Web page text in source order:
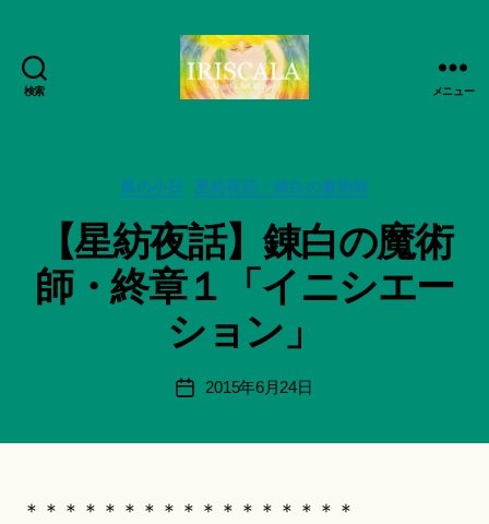
検索
日
録・
作
品
集-
IRISCALA
メニュー
カ
風の小径 星紡夜話・錬白の魔術師
【星紡夜話】錬白の魔術
師・終章１「イニシエー
ション」
投
稿
成
:
船
智
日
月
＊
a
投
2015年6月24日
＊＊＊＊＊＊＊＊＊＊＊＊＊＊＊＊＊